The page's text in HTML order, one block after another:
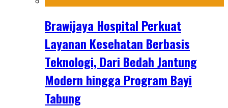
Brawijaya Hospital Perkuat
Layanan Kesehatan Berbasis
Teknologi, Dari Bedah Jantung
Modern hingga Program Bayi
Tabung